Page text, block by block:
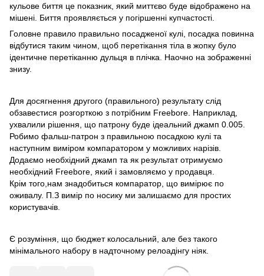
кульове биття це показник, який миттєво буде відображено на
мішені. Биття проявляється у погіршенні купчастості.
Головне правило правильно посадженої кулі, посадка повинна
відбутися таким чином, щоб перетікання тіла в жопку було
ідентичне перетіканню дульця в плічка. Наочно на зображенні
знизу.
Для досягнення другого (правильного) результату слід
обзавестися розгорткою з потрібним Freebore. Наприклад,
ухвалили рішення, що патрону буде ідеальний джамп 0.005.
Робимо фальш-патрон з правильною посадкою кулі та
наступним виміром компаратором у можливих нарізів.
Додаємо необхідний джамп та як результат отримуємо
необхідний Freebore, який і замовляємо у продавця.
Крім того,нам знадобиться компаратор, що вимірює по
оживалу. П.З вимір по носику ми залишаємо для простих
користувачів.
Є розуміння, що бюджет колосальний, але без такого
мінімального набору в надточному релоадінгу ніяк.